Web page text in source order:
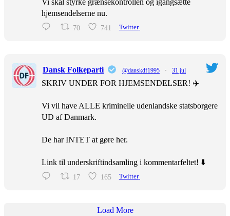
Vi skal styrke grænsekontrollen og igangsætte
hjemsendelserne nu.
70 741 Twitter
Dansk Folkeparti @danskdf1995 · 31 jul
SKRIV UNDER FOR HJEMSENDELSER! ✈️
Vi vil have ALLE kriminelle udenlandske statsborgere
UD af Danmark.
De har INTET at gøre her.
Link til underskriftindsamling i kommentarfeltet! ⬇️
17 165 Twitter
Load More